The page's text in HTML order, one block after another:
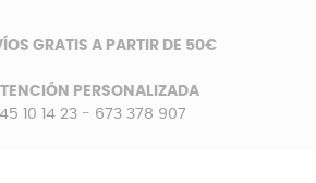
GRATIS A PARTIR DE 50€
PERSONALIZADA
10 14 23- 673 378 907